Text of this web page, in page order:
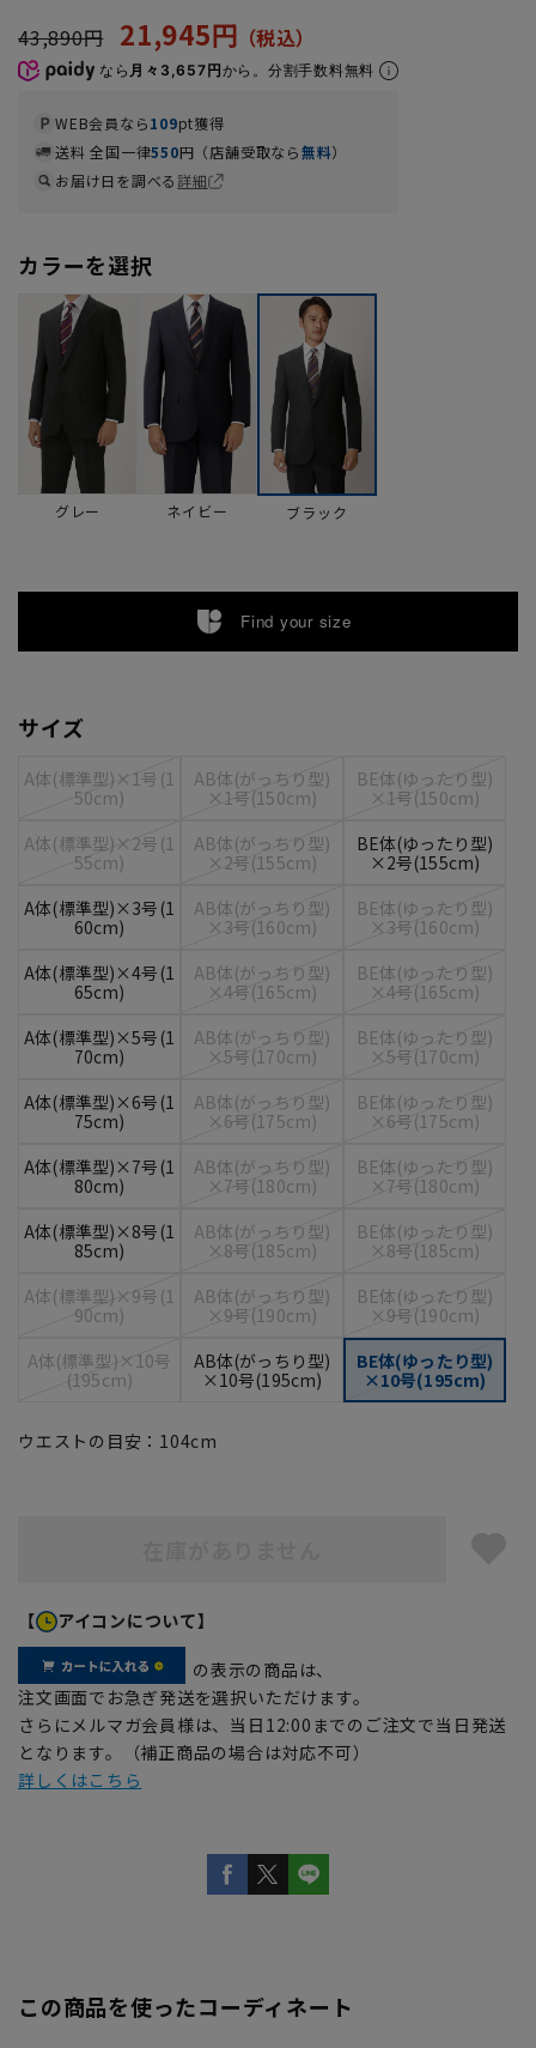
43,890円 21,945円
なら 月々3,657円から。分割手数料無料
WEB会員なら109pt獲得
送料 全国一律550円（店舗受取なら無料）
お届け日を調べる詳細
カラーを選択
グレー ネイビー ブラック
Find your size
サイズ
A体(標準型)×1号(1
50cm)
AB体(がっちり型)
×1号(150cm)
BE体(ゆったり型)
×1号(150cm)
A体(標準型)×2号(1
55cm)
AB体(がっちり型)
×2号(155cm)
BE体(ゆったり型)
×2号(155cm)
A体(標準型)×3号(1
60cm)
AB体(がっちり型)
×3号(160cm)
BE体(ゆったり型)
×3号(160cm)
A体(標準型)×4号(1
65cm)
AB体(がっちり型)
×4号(165cm)
BE体(ゆったり型)
×4号(165cm)
A体(標準型)×5号(1
70cm)
AB体(がっちり型)
×5号(170cm)
BE体(ゆったり型)
×5号(170cm)
A体(標準型)×6号(1
75cm)
AB体(がっちり型)
×6号(175cm)
BE体(ゆったり型)
×6号(175cm)
A体(標準型)×7号(1
80cm)
AB体(がっちり型)
×7号(180cm)
BE体(ゆったり型)
×7号(180cm)
A体(標準型)×8号(1
85cm)
AB体(がっちり型)
×8号(185cm)
BE体(ゆったり型)
×8号(185cm)
A体(標準型)×9号(1
90cm)
AB体(がっちり型)
×9号(190cm)
BE体(ゆったり型)
×9号(190cm)
A体(標準型)×10号
(195cm)
AB体(がっちり型)
×10号(195cm)
BE体(ゆったり型)
×10号(195cm)
ウエストの目安： 104cm
【 アイコンについて】
の表示の商品は、
注文画面でお急ぎ発送を選択いただけます。
さらにメルマガ会員様は、当日12:00までのご注文で当日発送
となります。（補正商品の場合は対応不可）
詳しくはこちら
この商品を使ったコーディネート